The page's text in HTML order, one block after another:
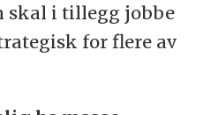
skal i tillegg jobbe
for flere av